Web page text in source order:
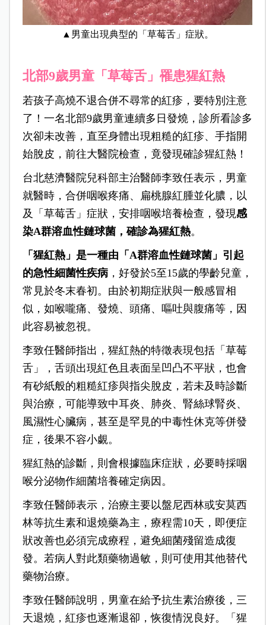
▲男童出現典型的「草莓舌」症狀。
北部9歲男童「草莓舌」罹患猩紅熱
若孩子高燒不退合併不尋常的紅疹，要特別注意
了！一名北部9歲男童連續多日發燒，診所看診多
次卻未改善，直至身體出現粗糙的紅疹、手指開
始脫皮，前往大醫院檢查，竟發現確診猩紅熱！
台北慈濟醫院兒科部主治醫師李致任表示，男童
就醫時，合併咽喉疼痛、扁桃腺紅腫並化膿，以
及「草莓舌」症狀，安排咽喉培養檢查，發現感
染A群溶血性鏈球菌，確診為猩紅熱。
「猩紅熱」是一種由「A群溶血性鏈球菌」引起
的急性細菌性疾病，好發於5至15歲的學齡兒童，
常見於冬末春初。由於初期症狀與一般感冒相
似，如喉嚨痛、發燒、頭痛、嘔吐與腹痛等，因
此容易被忽視。
李致任醫師指出，猩紅熱的特徵表現包括「草莓
舌」，舌頭出現紅色且表面呈凹凸不平狀，也會
有砂紙般的粗糙紅疹與指尖脫皮，若未及時診斷
與治療，可能導致中耳炎、肺炎、腎絲球腎炎、
風濕性心臟病，甚至是罕見的中毒性休克等併發
症，後果不容小覷。
猩紅熱的診斷，則會根據臨床症狀，必要時採咽
喉分泌物作細菌培養確定病因。
李致任醫師表示，治療主要以盤尼西林或安莫西
林等抗生素和退燒藥為主，療程需10天，即便症
狀改善也必須完成療程，避免細菌殘留造成復
發。若病人對此類藥物過敏，則可使用其他替代
藥物治療。
李致任醫師說明，男童在給予抗生素治療後，三
天退燒，紅疹也逐漸退卻，恢復情況良好。「猩